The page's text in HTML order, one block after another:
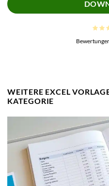
WEITERE EXCEL
KATEGORIE